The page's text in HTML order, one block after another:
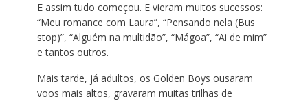
E assim tudo começou. E vieram muitos sucessos:
“Meu romance com Laura”, “Pensando nela (Bus
stop)”, “Alguém na multidão”, “Mágoa”, “Ai de mim”
e tantos outros.
Mais tarde, já adultos, os Golden Boys ousaram
voos mais altos, gravaram muitas trilhas de